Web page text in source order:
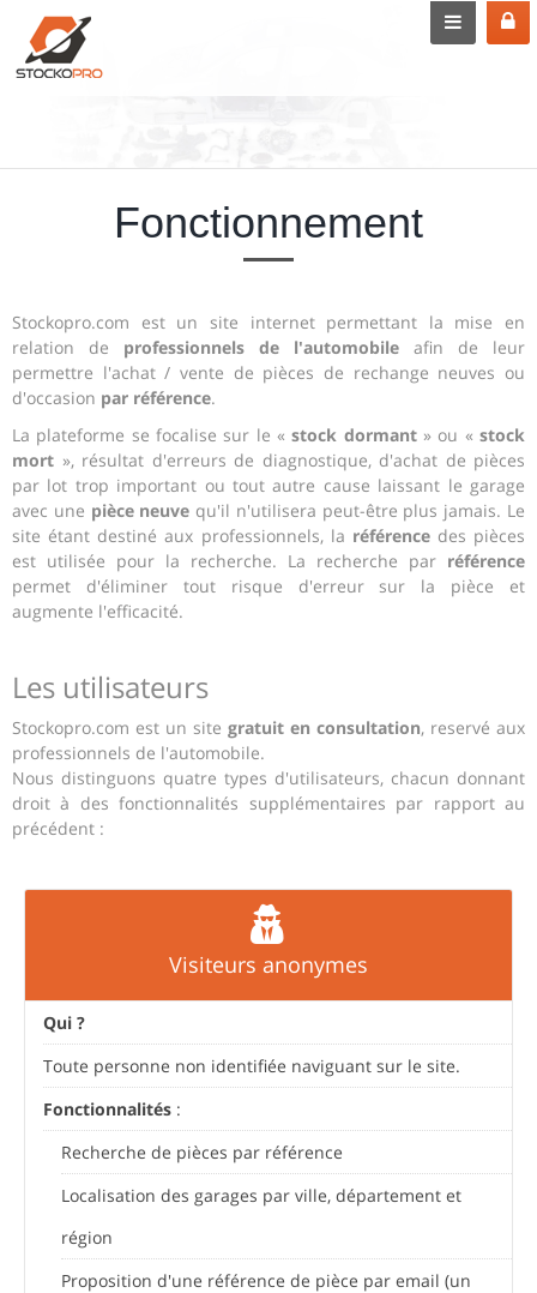
Fonctionnement
Stockopro.com est un site internet permettant la mise en
relation de professionnels de l'automobile afin de leur
permettre l'achat / vente de pièces de rechange neuves ou
d'occasion par référence.
La plateforme se focalise sur le «stock dormant» ou «stock
mort », résultat d'erreurs de diagnostique, d'achat de pièces
par lot trop important ou tout autre cause laissant le garage
avec une pièce neuve qu'il n'utilisera peut-être plus jamais. Le
site étant destiné aux professionnels, la référencedes pièces
est utilisée pour la recherche. La recherche par référence
permet d'éliminer tout risque d'erreur sur la pièce et
augmente l'efficacité.
Les utilisateurs
Stockopro.com est un site gratuit en consultation, reservé aux
professionnels de l'automobile.
Nous distinguons quatre types d'utilisateurs, chacun donnant
droit à des fonctionnalités supplémentaires par rapport au
précédent :
Visiteurs anonymes
Qui ?
Toute personne non identifiée naviguant sur le site.
Fonctionnalités :
Recherche de pièces par référence
Localisation des garages par ville, département et
région
Proposition d'une référence de pièce par email (un